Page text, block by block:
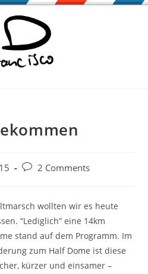
Beitrags-
2 Comments
wollten wir es heute
“Lediglich” eine 14km
stand auf dem Programm. Im
zum Half Dome ist diese
kürzer und einsamer –